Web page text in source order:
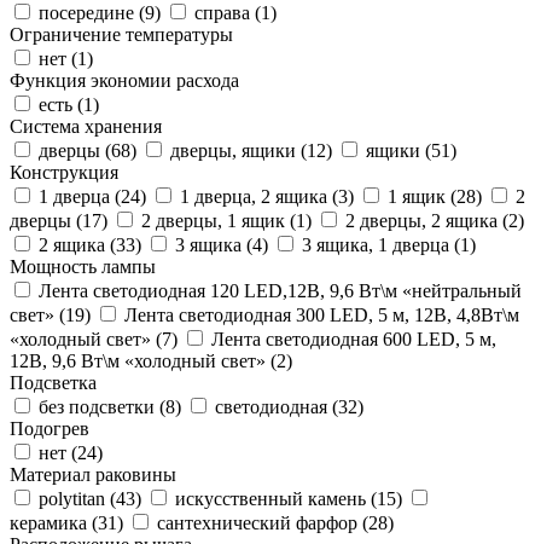
посередине (9) справа (1)
Ограничение температуры
нет (1)
Функция экономии расхода
есть (1)
Система хранения
дверцы (68) дверцы, ящики (12) ящики (51)
Конструкция
1 дверца (24) 1 дверца, 2 ящика (3) 1 ящик (28)
2
дверцы (17) 2 дверцы, 1 ящик (1) 2 дверцы, 2 ящика (2)
2 ящика (33) 3 ящика (4) 3 ящика, 1 дверца (1)
Мощность лампы
Лента светодиодная 120 LED,12В, 9,6 Вт\м «нейтральный
свет» (19)
Лента светодиодная 300 LED, 5 м, 12В, 4,8Вт\м
«холодный свет» (7)
Лента светодиодная 600 LED, 5 м,
12В, 9,6 Вт\м «холодный свет» (2)
Подсветка
без подсветки (8) светодиодная (32)
Подогрев
нет (24)
Материал раковины
polytitan (43) искусственный камень (15)
керамика (31) сантехнический фарфор (28)